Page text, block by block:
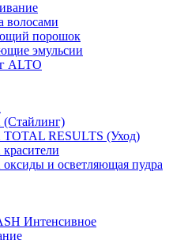
волосами
порошок
эмульсии
ALTO
RESULTS (Уход)
и осветляющая пудра
Интенсивное